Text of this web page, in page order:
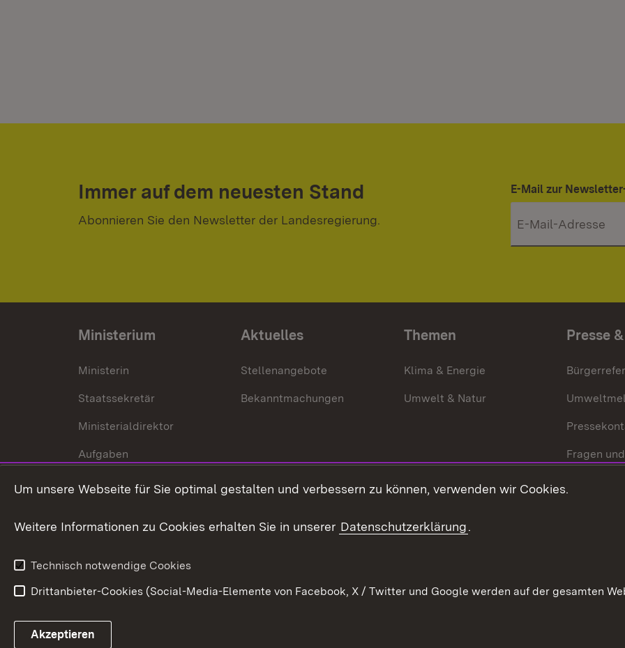
Immer auf dem neuesten Stand
Abonnieren Sie den Newsletter der Landesregierung.
E-Mail zur
Ministerium
Ministerin
Staatssekretär
Ministerialdirektor
Aufgaben
Internationale
Aktuelles
Stellenangebote
Bekanntmachungen
Themen
Klima & Energie
Umwelt & Natur
Presse
Fragen
Link zum Landesportal
Um unsere Webseite für Sie optimal gestalten und verbessern zu können, verwenden wir Cookies.
Weitere Informationen zu Cookies erhalten Sie in unserer Datenschutzerklärung.
Technisch notwendige Cookies
Drittanbieter-Cookies (Social-Media-Elemente von Facebook, X / Twitter und Google werden auf der gesamten
Akzeptieren